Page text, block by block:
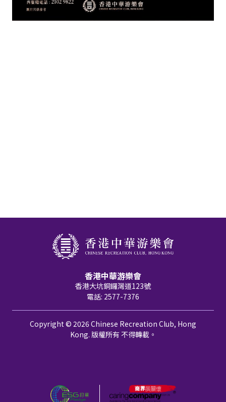
香港中華游樂會
香港大坑銅鑼灣道123號
電話: 2577-7376
Copyright © 2026 Chinese Recreation Club, Hong
Kong. 版權所有 不得轉載。